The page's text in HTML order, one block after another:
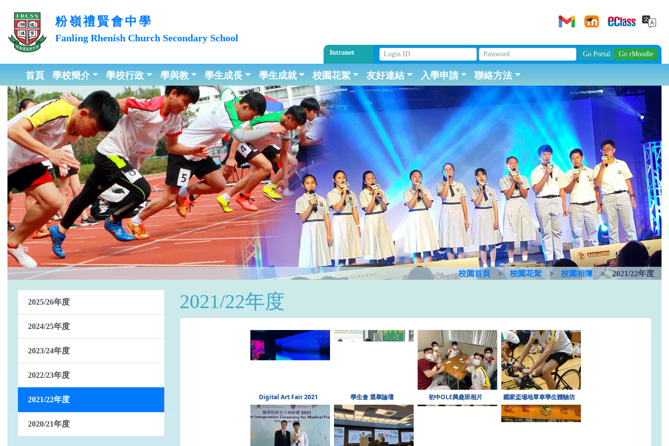
粉嶺禮賢會中學
Fanling Rhenish Church Secondary School
Intranet
首頁 學校簡介 學校行政 學與教 學生成長 學生成就 校園花絮 友好連結 入學申請 聯絡方法
校園首頁 > 校園花絮 > 校園相簿 > 2021/22年度
2025/26年度
2024/25年度
2023/24年度
2022/23年度
2021/22年度
2020/21年度
2021/22年度
Digital Art Fair 2021 學生會 選舉論壇 初中OLE興趣班相片 國家盃場地單車學生體驗坊